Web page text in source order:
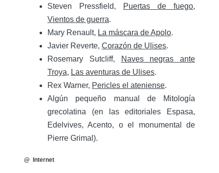
Steven Pressfield,
Puertas de fuego,
Vientos de guerra.
Mary Renault, La máscara de Apolo.
Javier Reverte, Corazón de Ulises.
Rosemary Sutcliff,
Naves negras ante
Troya, Las aventuras de Ulises.
Rex Warner, Pericles el ateniense.
Algún pequeño manual de Mitología
grecolatina (en las editoriales Espasa,
Edelvives, Acento, o el monumental de
Pierre Grimal).
@ Internet